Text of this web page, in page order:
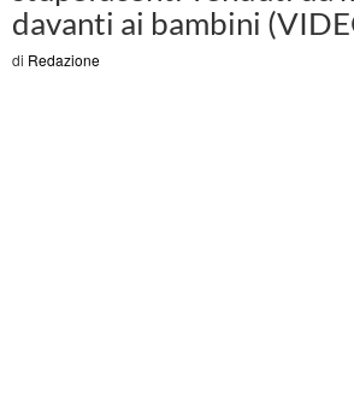
davanti ai bambini
di Redazione